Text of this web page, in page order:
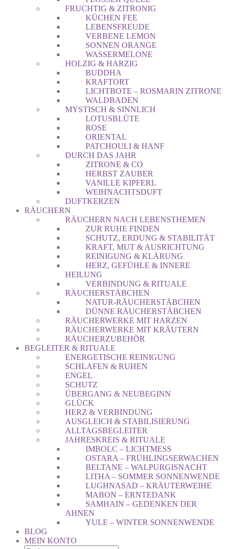
FRUCHTIG & ZITRONIG
KÜCHEN FEE
LEBENSFREUDE
VERBENE LEMON
SONNEN ORANGE
WASSERMELONE
HOLZIG & HARZIG
BUDDHA
KRAFTORT
LICHTBOTE – ROSMARIN ZITRONE
WALDBADEN
MYSTISCH & SINNLICH
LOTUSBLÜTE
ROSE
ORIENTAL
PATCHOULI & HANF
DURCH DAS JAHR
ZITRONE & CO
HERBST ZAUBER
VANILLE KIPFERL
WEIHNACHTSDUFT
DUFTKERZEN
RÄUCHERN
RÄUCHERN NACH LEBENSTHEMEN
ZUR RUHE FINDEN
SCHUTZ, ERDUNG & STABILITÄT
KRAFT, MUT & AUSRICHTUNG
REINIGUNG & KLÄRUNG
HERZ, GEFÜHLE & INNERE
HEILUNG
VERBINDUNG & RITUALE
RÄUCHERSTÄBCHEN
NATUR-RÄUCHERSTÄBCHEN
DÜNNE RÄUCHERSTÄBCHEN
RÄUCHERWERKE MIT HARZEN
RÄUCHERWERKE MIT KRÄUTERN
RÄUCHERZUBEHÖR
BEGLEITER & RITUALE
ENERGETISCHE REINIGUNG
SCHLAFEN & RUHEN
ENGEL
SCHUTZ
ÜBERGANG & NEUBEGINN
GLÜCK
HERZ & VERBINDUNG
AUSGLEICH & STABILISIERUNG
ALLTAGSBEGLEITER
JAHRESKREIS & RITUALE
IMBOLC – LICHTMESS
OSTARA – FRÜHLINGSERWACHEN
BELTANE – WALPURGISNACHT
LITHA – SOMMER SONNENWENDE
LUGHNASAD – KRÄUTERWEIHE
MABON – ERNTEDANK
SAMHAIN – GEDENKEN DER
AHNEN
YULE – WINTER SONNENWENDE
BLOG
MEIN KONTO